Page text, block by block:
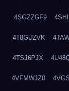
4SGZZGF9
4T8GUZVK
4TSJ6PJX
4VFMWJZ0